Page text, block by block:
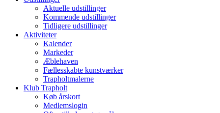
Aktuelle udstillinger
Kommende udstillinger
Tidligere udstillinger
Aktiviteter
Kalender
Markeder
Æblehaven
Fællesskabte kunstværker
Trapholtmalerne
Klub Trapholt
Køb årskort
Medlemslogin